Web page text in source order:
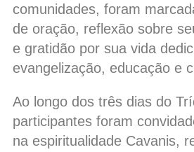
comunidades, foram
de oração, reflexão sobre
e gratidão por sua vida
evangelização, educação e
Ao longo dos três dias do
participantes foram
na espiritualidade Cavanis,